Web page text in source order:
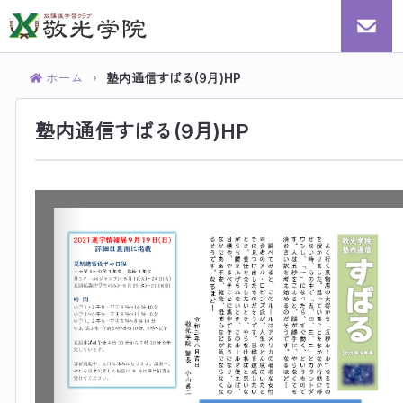
ホーム › 塾内通信すばる(9月)HP
塾内通信すばる(9月)HP